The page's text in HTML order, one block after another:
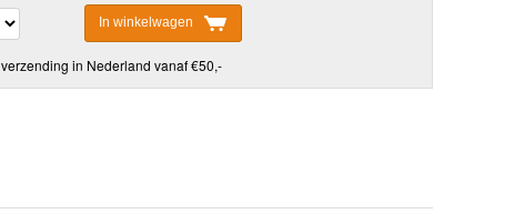
In winkelwagen
verzending in Nederland vanaf €50,-